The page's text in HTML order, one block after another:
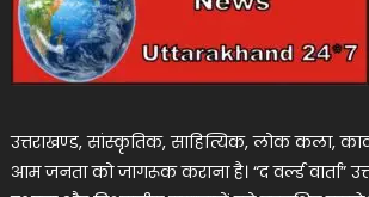
उत्तराखण्ड, सांस्कृतिक, साहित्यिक, लोक कला,
आम जनता को जागरूक कराना है। “द वर्ल्ड वार्ता”